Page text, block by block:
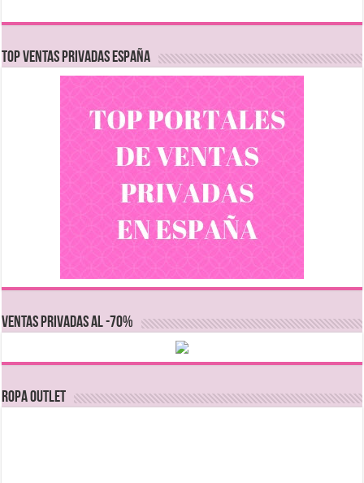
TOP VENTAS PRIVADAS ESPAÑA
VENTAS PRIVADAS AL -70%
Ropa Outlet